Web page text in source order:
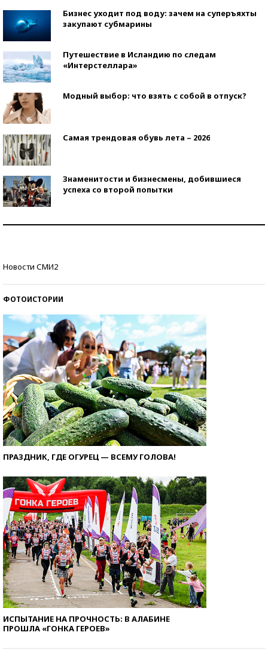
Бизнес уходит под воду: зачем на суперъяхты
закупают субмарины
Путешествие в Исландию по следам
«Интерстеллара»
Модный выбор: что взять с собой в отпуск?
Самая трендовая обувь лета – 2026
Знаменитости и бизнесмены, добившиеся
успеха со второй попытки
Новости СМИ2
ФОТОИСТОРИИ
ПРАЗДНИК, ГДЕ ОГУРЕЦ — ВСЕМУ ГОЛОВА!
ИСПЫТАНИЕ НА ПРОЧНОСТЬ: В АЛАБИНЕ
ПРОШЛА «ГОНКА ГЕРОЕВ»